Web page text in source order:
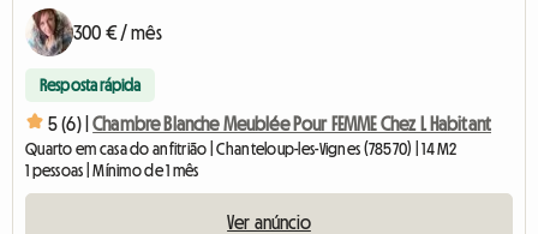
300 € / mês
Resposta rápida
5 (6) | Chambre Blanche Meublée Pour FEMME Chez L Habitant
Quarto em casa do anfitrião | Chanteloup-les-Vignes (78570) | 14 M2
1 pessoas | Mínimo de 1 mês
Ver anúncio